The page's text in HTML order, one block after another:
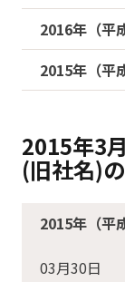
2016年（平
2015年（平
2015年3
(旧社名)
2015年（平
03月30日